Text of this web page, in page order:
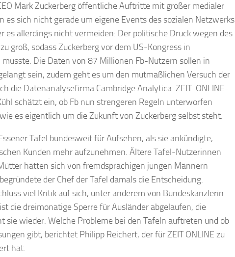
Mark Zuckerberg öffentliche Auftritte mit großer medialer
es sich nicht gerade um eigene Events des sozialen Netzwerks
es allerdings nicht vermeiden: Der politische Druck wegen des
groß, sodass Zuckerberg vor dem US-Kongress in
Die Daten von 87 Millionen Fb-Nutzern sollen in
sein, zudem geht es um den mutmaßlichen Versuch der
die Datenanalysefirma Cambridge Analytica. ZEIT-ONLINE-
schätzt ein, ob Fb nun strengeren Regeln unterworfen
es eigentlich um die Zukunft von Zuckerberg selbst steht.
Tafel bundesweit für Aufsehen, als sie ankündigte,
Kunden mehr aufzunehmen. Ältere Tafel-Nutzerinnen
hätten sich von fremdsprachigen jungen Männern
der Chef der Tafel damals die Entscheidung.
viel Kritik auf sich, unter anderem von Bundeskanzlerin
die dreimonatige Sperre für Ausländer abgelaufen, die
sie wieder. Welche Probleme bei den Tafeln auftreten und ob
gibt, berichtet Philipp Reichert, der für ZEIT ONLINE zu
hat.